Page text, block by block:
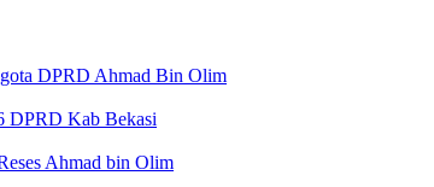
DPRD Ahmad Bin Olim
DPRD Kab Bekasi
Ahmad bin Olim